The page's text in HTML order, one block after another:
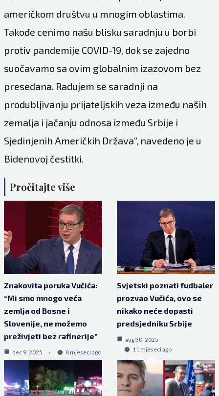
američkom društvu u mnogim oblastima.
Takođe cenimo našu blisku saradnju u borbi
protiv pandemije COVID-19, dok se zajedno
suočavamo sa ovim globalnim izazovom bez
presedana. Radujem se saradnji na
produbljivanju prijateljskih veza između naših
zemalja i jačanju odnosa između Srbije i
Sjedinjenih Američkih Država”, navedeno je u
Bidenovoj čestitki.
Pročitajte više
Znakovita poruka Vučića:
“Mi smo mnogo veća
zemlja od Bosne i
Slovenije, ne možemo
preživjeti bez rafinerije”
dec 9, 2025 8 mjeseci ago
Svjetski poznati fudbaler
prozvao Vučića, ovo se
nikako neće dopasti
predsjedniku Srbije
aug 30, 2025
11 mjeseci ago